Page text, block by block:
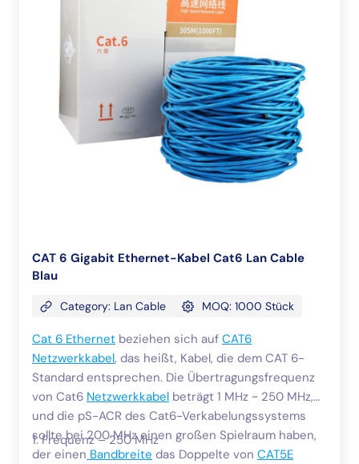
CAT 6 Gigabit Ethernet-Kabel Cat6 Lan Cable
Blau
Category: Lan Cable MOQ: 1000 Stück
Cat 6 Ethernet beziehen sich auf CAT6
Netzwerkkabel, das heißt, Kabel, die dem CAT 6-
Standard entsprechen. Die Übertragungsfrequenz
von Cat6 Netzwerkkabel beträgt 1 MHz ~ 250 MHz,
und die pS-ACR des Cat6-Verkabelungssystems
sollte bei 200 MHz einen großen Spielraum haben,
der einen Bandbreite das Doppelte von CAT5E
1. Frequenz – 250 MHz